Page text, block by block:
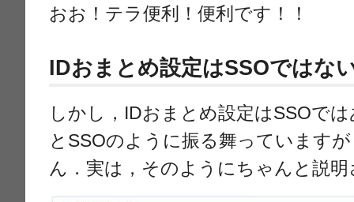
おお！テラ便利！便利です！！
IDおまとめ設定はSSOではな
しかし，IDおまとめ設定はSSOで
とSSOのように振る舞っています
ん．実は，そのようにちゃんと説